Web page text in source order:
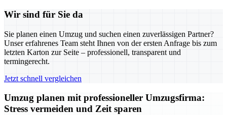
Wir sind für Sie da
Sie planen einen Umzug und suchen einen zuverlässigen Partner?
Unser erfahrenes Team steht Ihnen von der ersten Anfrage bis zum
letzten Karton zur Seite – professionell, transparent und
termingerecht.
Jetzt schnell vergleichen
Umzug planen mit professioneller Umzugsfirma:
Stress vermeiden und Zeit sparen